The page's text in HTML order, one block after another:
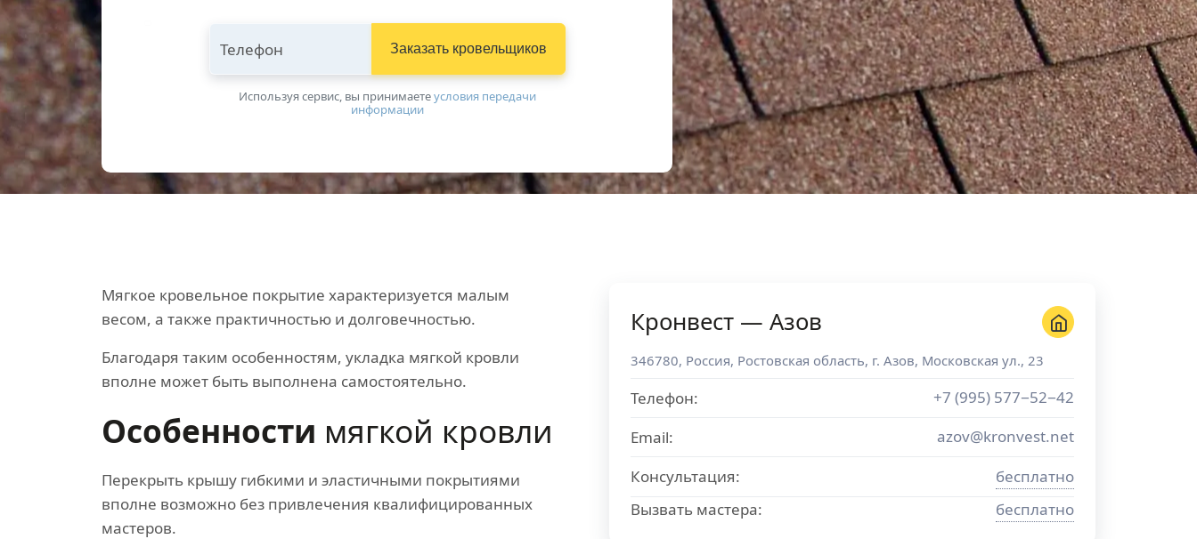
Телефон Заказатькровельщиков
Используя сервис, вы принимаетeусловия передачи
информации
Мягкое кровельное покрытие характеризуется малым
весом, а также практичностью и долговечностью.
Благодаря таким особенностям, укладка мягкой кровли
вполне может быть выполнена самостоятельно.
Особенности мягкой кровли
Перекрыть крышу гибкими и эластичными покрытиями
вполне возможно без привлечения квалифицированных
мастеров.
Кронвест — Азов
346780, Россия, Ростовская область, г. Азов, Московская ул., 23
Телефон:
+7 (995) 577−52−42
Email:
azov@kronvest.net
Консультация:
бесплатно
Вызвать мастера:
бесплатно